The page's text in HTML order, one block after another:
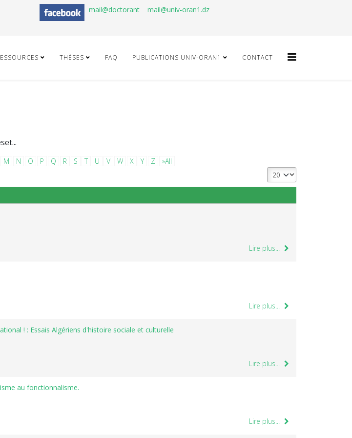
mail@doctorant mail@univ-oran1.dz
THÈSES FAQ PUBLICATIONS UNIV-ORAN1 CONTACT
M N O P Q R S T U V W X Y Z
»All
Lire plus...
Lire plus...
! : Essais Algériens d'histoire sociale et culturelle
Lire plus...
au fonctionnalisme.
Lire plus...